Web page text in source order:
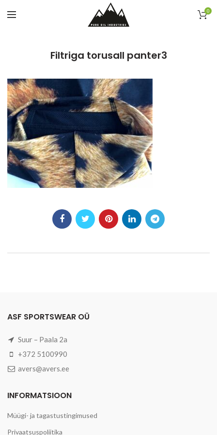
0
Filtriga torusall panter3
ASF SPORTSWEAR OÜ
Suur – Paala 2a
+372 5100990
avers@avers.ee
INFORMATSIOON
Müügi- ja tagastustingimused
Privaatsuspoliitika